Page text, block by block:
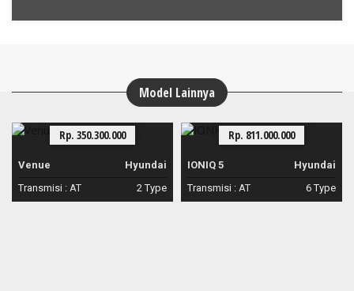
Model Lainnya
Rp. 350.300.000
Venue
Hyundai
Transmisi : AT 2 Type
Rp. 811.000.000
IONIQ 5
Hyundai
Transmisi : AT 6 Type